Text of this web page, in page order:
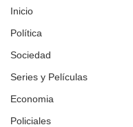
Inicio
Política
Sociedad
Series y Películas
Economia
Policiales